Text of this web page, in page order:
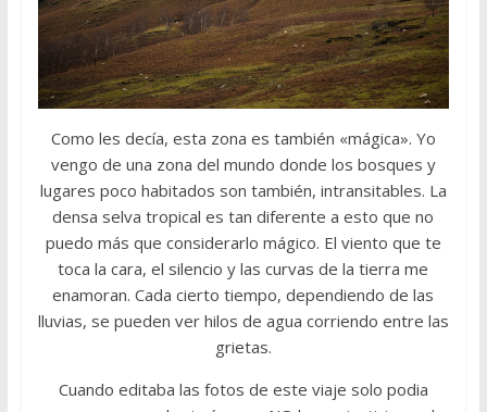
Como les decía, esta zona es también «mágica». Yo
vengo de una zona del mundo donde los bosques y
lugares poco habitados son también, intransitables. La
densa selva tropical es tan diferente a esto que no
puedo más que considerarlo mágico. El viento que te
toca la cara, el silencio y las curvas de la tierra me
enamoran. Cada cierto tiempo, dependiendo de las
lluvias, se pueden ver hilos de agua corriendo entre las
grietas.
Cuando editaba las fotos de este viaje solo podia